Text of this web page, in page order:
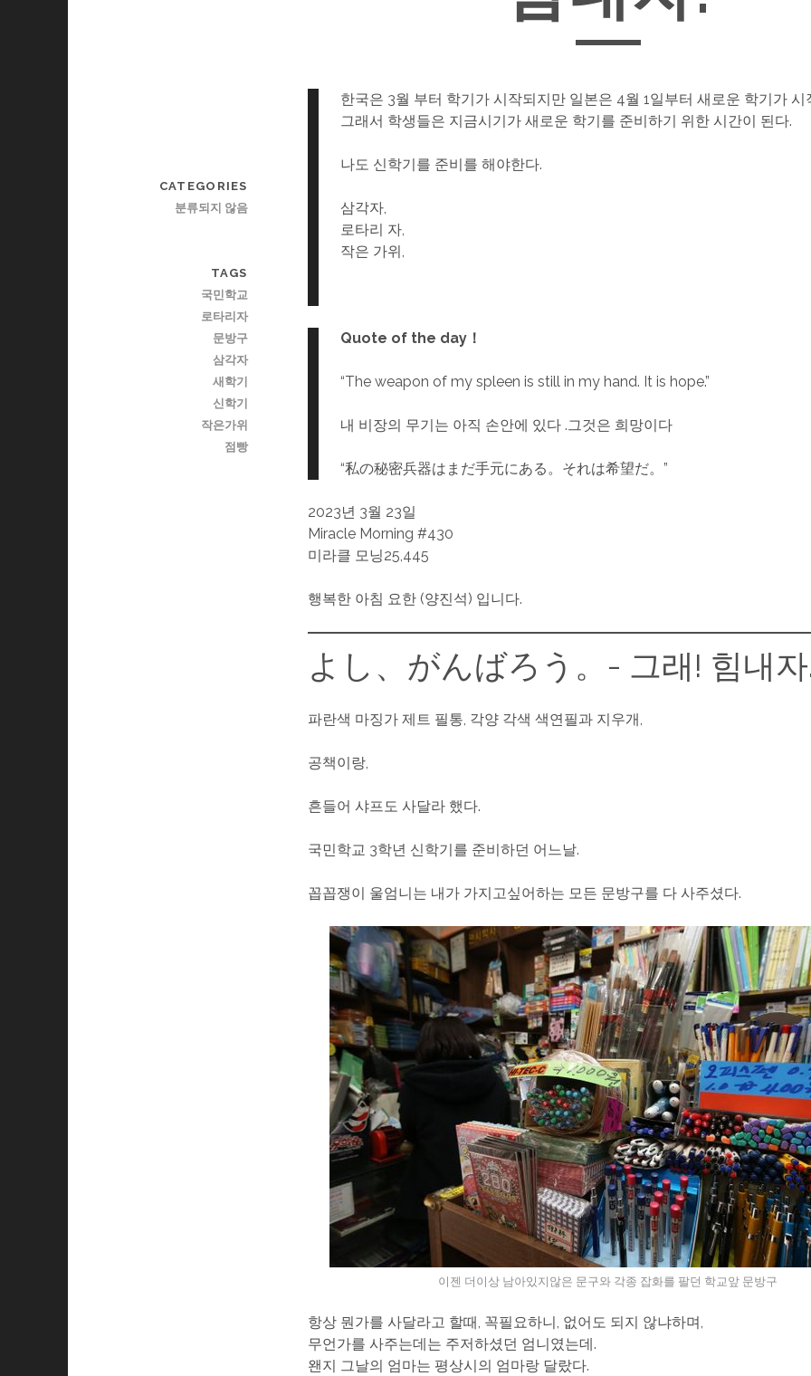
한국은 3월 부터 학기가 시작되지만 일본은 4월 1일부터 새로운 학기가 시
그래서 학생들은 지금시기가 새로운 학기를 준비하기 위한 시간이 된다.
나도 신학기를 준비를 해야한다.
삼각자,
로타리 자,
작은 가위,
Quote of the day！
“The weapon of my spleen is still in my hand. It is hope.”
내 비장의 무기는 아직 손안에 있다 .그것은 희망이다
“私の秘密兵器はまだ手元にある。それは希望だ。”
2023년 3월 23일
Miracle Morning #430
미라클 모닝25,445
행복한 아침 요한 (양진석) 입니다.
よし、がんばろう。- 그래! 힘내
파란색 마징가 제트 필통, 각양 각색 색연필과 지우개,
공책이랑,
흔들어 샤프도 사달라 했다.
국민학교 3학년 신학기를 준비하던 어느날.
꼽꼽쟁이 울엄니는 내가 가지고싶어하는 모든 문방구를 다 사주셨다.
이젠 더이상 남아있지않은 문구와 각종 잡화를 팔던 학교앞 문방구
항상 뭔가를 사달라고 할때, 꼭필요하니, 없어도 되지 않냐하며,
무언가를 사주는데는 주저하셨던 엄니였는데.
왠지 그날의 엄마는 평상시의 엄마랑 달랐다.
CATEGORIES
분류되지 않음
TAGS
국민학교
로타리자
문방구
삼각자
새학기
신학기
작은가위
점빵